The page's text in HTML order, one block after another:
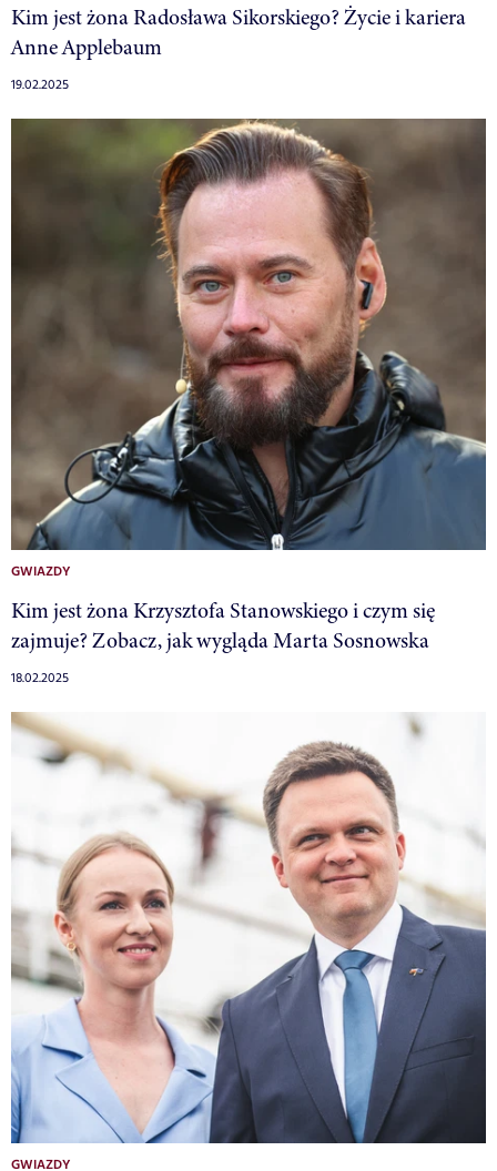
Kim jest żona Radosława Sikorskiego? Życie i kariera
Anne Applebaum
19.02.2025
GWIAZDY
Kim jest żona Krzysztofa Stanowskiego i czym się
zajmuje? Zobacz, jak wygląda Marta Sosnowska
18.02.2025
GWIAZDY